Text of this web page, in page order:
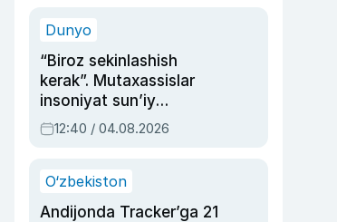
Dunyo
“Biroz sekinlashish
kerak”. Mutaxassislar
insoniyat sun’iy
intellektni boshqara
olmay qolishidan xavotir
12:40 / 04.08.2026
O‘zbekiston
Andijonda Tracker’ga 21